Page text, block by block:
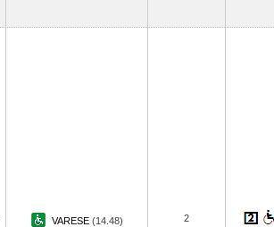
VARESE (14.48) 2